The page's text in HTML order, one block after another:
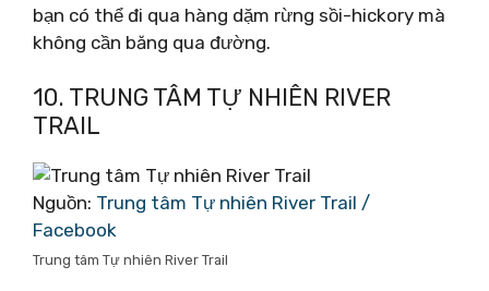
bạn có thể đi qua hàng dặm rừng sồi-hickory mà
không cần băng qua đường.
10. TRUNG TÂM TỰ NHIÊN RIVER
TRAIL
Nguồn: Trung tâm Tự nhiên River Trail /
Facebook
Trung tâm Tự nhiên River Trail